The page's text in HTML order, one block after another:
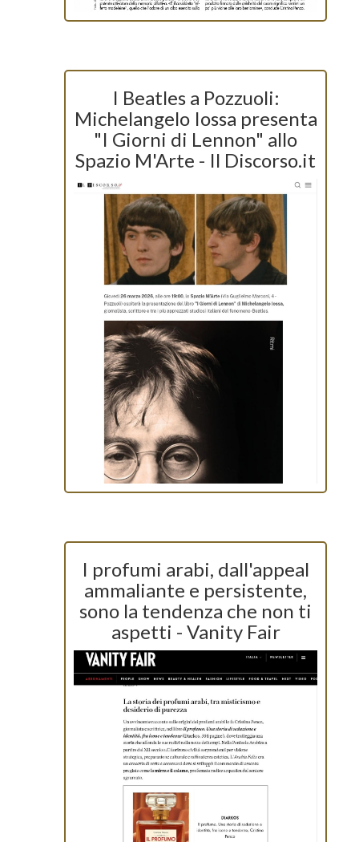
I Beatles a Pozzuoli:
Michelangelo Iossa presenta
"I Giorni di Lennon" allo
Spazio M'Arte - Il Discorso.it
I profumi arabi, dall'appeal
ammaliante e persistente,
sono la tendenza che non ti
aspetti - Vanity Fair